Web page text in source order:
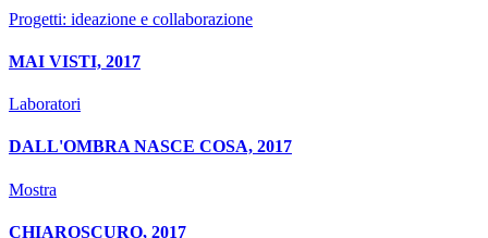
Progetti: ideazione e collaborazione
MAI VISTI, 2017
Laboratori
DALL'OMBRA NASCE COSA, 2017
Mostra
CHIAROSCURO, 2017